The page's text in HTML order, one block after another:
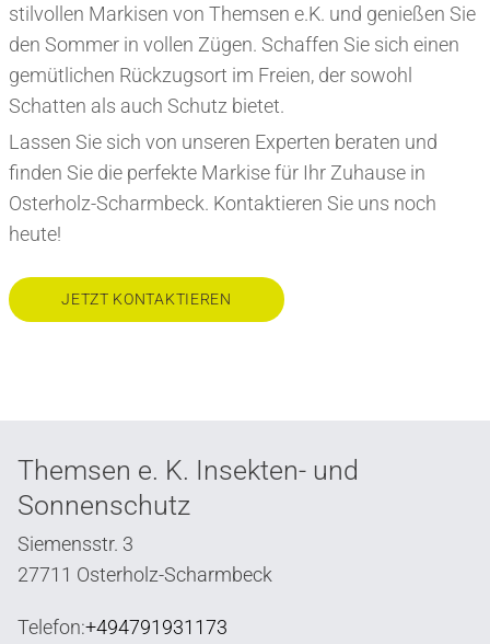
stilvollen Markisen von Themsen e.K. und genießen Sie
den Sommer in vollen Zügen. Schaffen Sie sich einen
gemütlichen Rückzugsort im Freien, der sowohl
Schatten als auch Schutz bietet.
Lassen Sie sich von unseren Experten beraten und
finden Sie die perfekte Markise für Ihr Zuhause in
Osterholz-Scharmbeck. Kontaktieren Sie uns noch
heute!
JETZT KONTAKTIEREN
Themsen e. K. Insekten- und
Sonnenschutz
Siemensstr. 3
27711 Osterholz-Scharmbeck
Telefon:+494791931173